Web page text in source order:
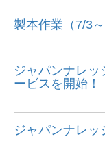
製本作業（7/3
ジャパンナレ
ービスを開始！
ジャパンナレ